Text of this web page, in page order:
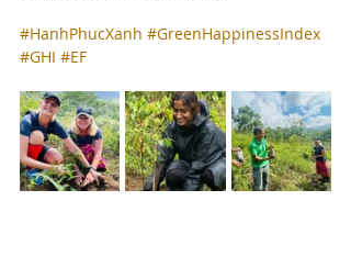
#HanhPhucXanh #GreenHappinessIndex
#GHI #EF